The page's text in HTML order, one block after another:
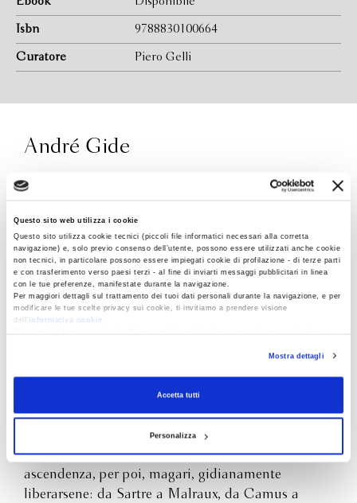
Questo sito web utilizza i cookie
Questo sito utilizza cookie tecnici (piccoli file informatici necessari alla corretta
navigazione) e, solo previo consenso dell’utente, possono essere utilizzati anche cookie
non tecnici, in particolare possono essere impiegati cookie di profilazione - di terze parti
e con trasferimento verso paesi terzi - al fine di inviarti messaggi pubblicitari in linea
con le tue preferenze, manifestate durante la navigazione.
Per maggiori dettagli sul trattamento dei tuoi dati personali durante la navigazione, e per
modificare le tue scelte privacy sui cookie, ti invitiamo a prendere visione
dell’
informativa cookie
RevocaMostra dettagli
Accetta tutti
Personalizza
Isbn 9788830100664
Curatore Piero Gelli
André Gide
André Gide (1869-1951) è stato uno degli scrittori
più influenti del primo Novecento europeo, forse
l’ultimo rappresentante di un’idea di scrittura
tersa, armoniosa, cartesianamente razionale.
Maestro di più generazioni, la sua influenza si è
estesa dalla cultura al costume, sia per l’incessante
ricerca di nuove forme letterarie sia per le sue
politica, rivolte soprattutto contro l’istituto
borghese della famiglia e l’ipocrisia religiosa.
Centrali nella sua produzione letteraria sono i temi
del viaggio e della confessione, commisti di
ambiguità, sincerità e narcisismo. Molti scrittori
europei hanno subìto il suo influsso, la sua
ascendenza, per poi, magari, gidianamente
liberarsene: da Sartre a Malraux, da Camus a